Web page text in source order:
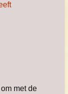
met de